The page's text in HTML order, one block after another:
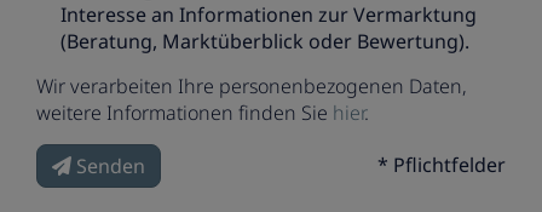
Interesse an Informationen zur Vermarktung
(Beratung, Marktüberblick oder Bewertung).
Wir verarbeiten Ihre personenbezogenen Daten,
weitere Informationen finden Sie hier.
Senden
* Pflichtfelder